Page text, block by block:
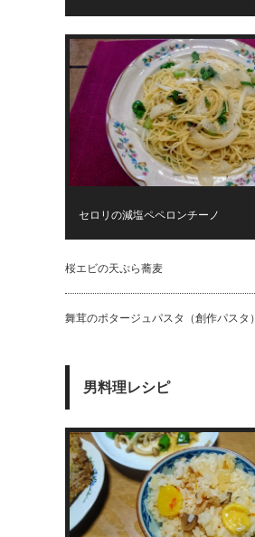
セロリの減塩ペペロンチーノ
桜エビの天ぷら蕎麦
舞茸のポタージュパスタ（創作パスタ）
男料理レシピ